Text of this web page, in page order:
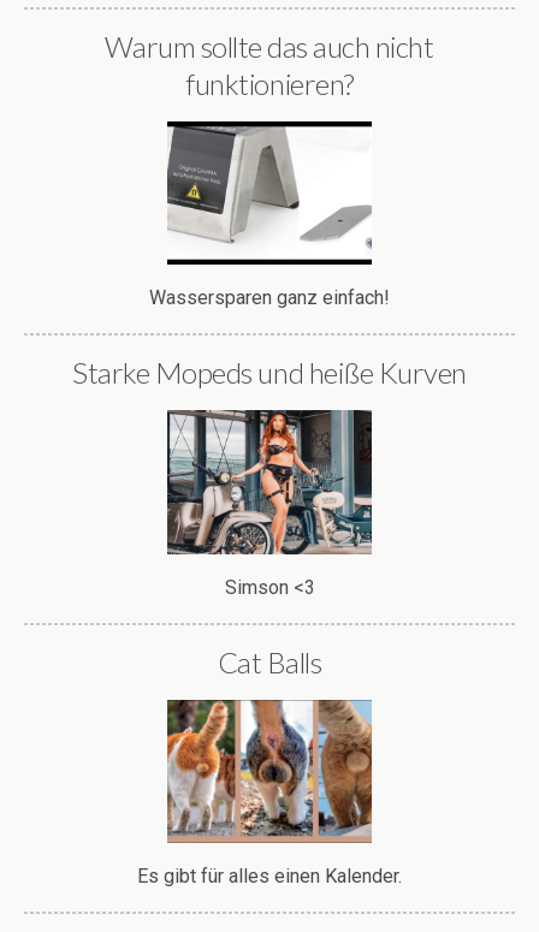
Warum sollte das auch nicht
funktionieren?
Wassersparen ganz einfach!
Starke Mopeds und heiße Kurven
Simson <3
Cat Balls
Es gibt für alles einen Kalender.